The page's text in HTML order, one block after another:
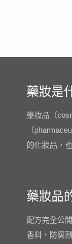
藥妝是
藥妝品（
（
的化妝品，
藥妝品
配方完全公
香料，防腐